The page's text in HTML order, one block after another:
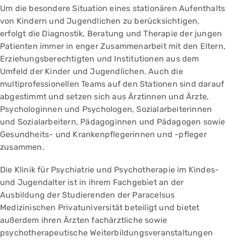
Um die besondere Situation eines stationären Aufenthalts
von Kindern und Jugendlichen zu berücksichtigen,
erfolgt die Diagnostik, Beratung und Therapie der jungen
Patienten immer in enger Zusammenarbeit mit den Eltern,
Erziehungsberechtigten und Institutionen aus dem
Umfeld der Kinder und Jugendlichen. Auch die
multiprofessionellen Teams auf den Stationen sind darauf
abgestimmt und setzen sich aus Ärztinnen und Ärzte,
Psychologinnen und Psychologen, Sozialarbeiterinnen
und Sozialarbeitern, Pädagoginnen und Pädagogen sowie
Gesundheits- und Krankenpflegerinnen und -pfleger
zusammen.
Die Klinik für Psychiatrie und Psychotherapie im Kindes-
und Jugendalter ist in ihrem Fachgebiet an der
Ausbildung der Studierenden der Paracelsus
Medizinischen Privatuniversität beteiligt und bietet
außerdem ihren Ärzten fachärztliche sowie
psychotherapeutische Weiterbildungsveranstaltungen